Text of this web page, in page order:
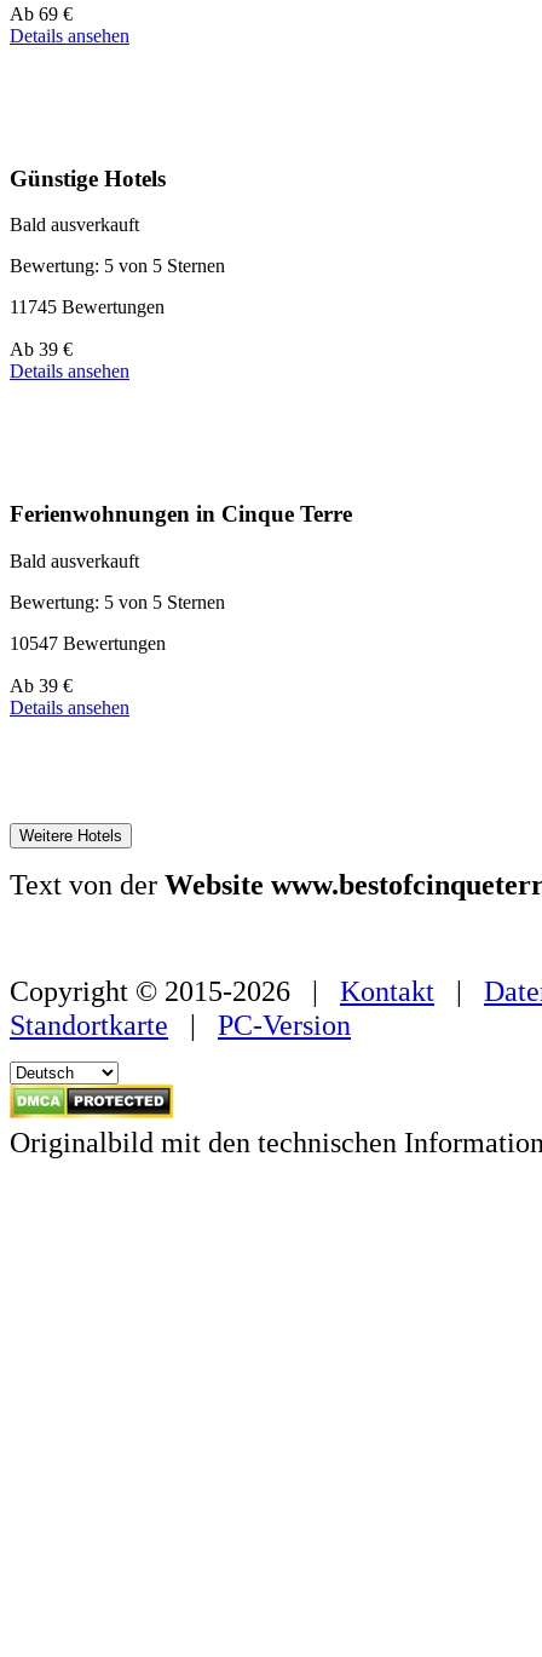
Preis
ab
Ab 69 €
Details ansehen
Günstige Hotels
Bald ausverkauft
Bewertung: 5 von 5 Sternen
11745 Bewertungen
Preis
ab
Ab 39 €
Details ansehen
Ferienwohnungen in Cinque Terre
Bald ausverkauft
Bewertung: 5 von 5 Sternen
10547 Bewertungen
Preis
ab
Ab 39 €
Details ansehen
Weitere Hotels
Text von der Website
Copyright © 2015-2026 | Kontakt |
Standortkarte | PC-Version
Originalbild mit den technischen